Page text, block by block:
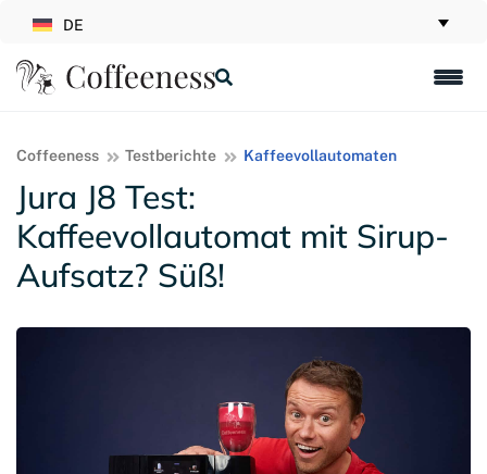
DE
Coffeeness Testberichte Kaffeevollautomaten
Jura J8 Test:
Kaffeevollautomat mit Sirup-
Aufsatz? Süß!